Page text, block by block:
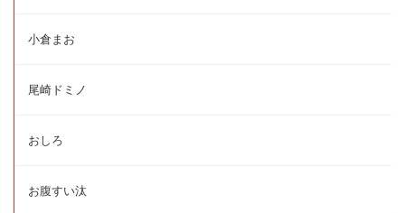
小倉まお
尾崎ドミノ
おしろ
お腹すい汰